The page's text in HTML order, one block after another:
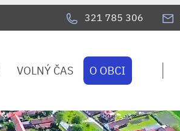
321 785 306
VOLNÝ ČAS O OBCI